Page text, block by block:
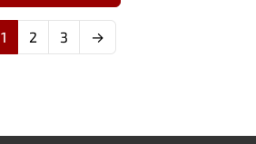
1 2 3 →